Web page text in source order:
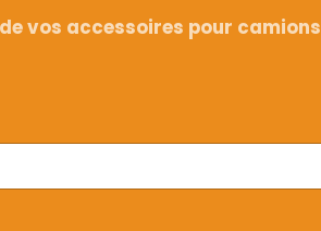
vos accessoires pour camions